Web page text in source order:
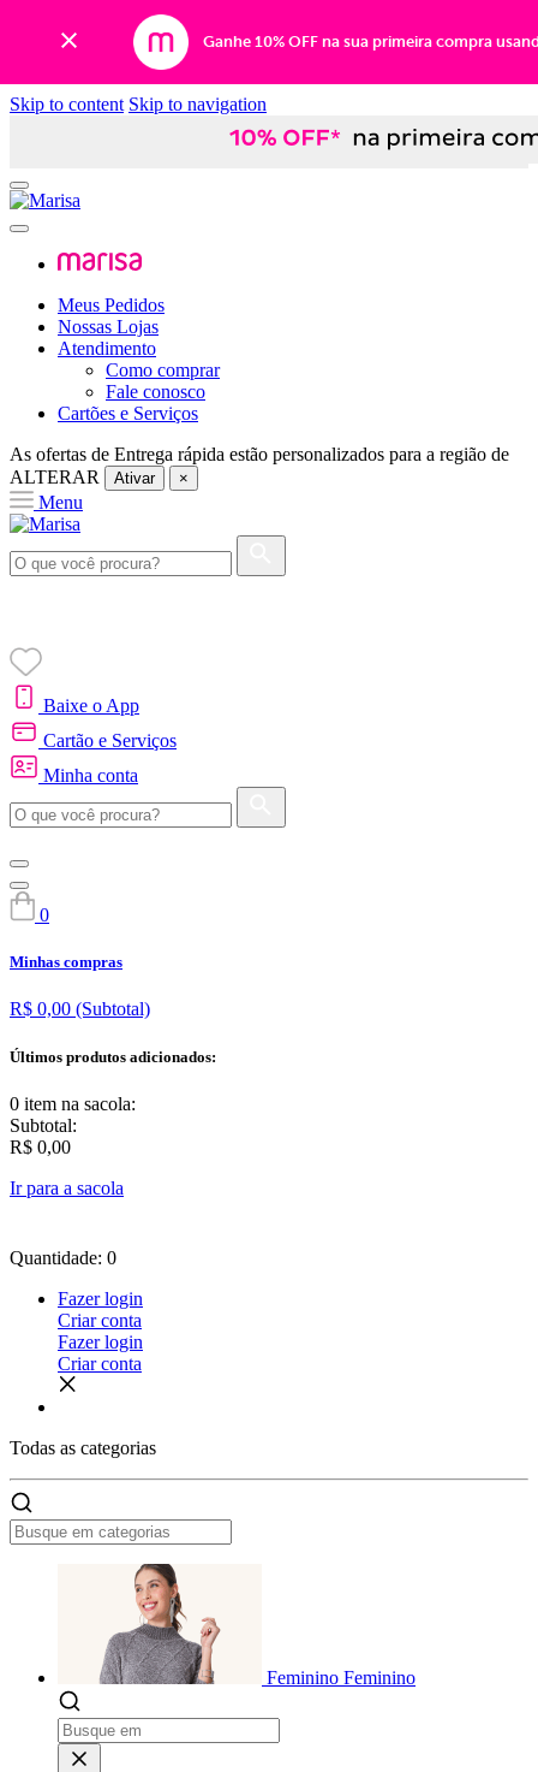
Ganhe 10% OFF na sua primeira compra
Skip to content Skip to navigation
Meus Pedidos
Nossas Lojas
Atendimento
Como comprar
Fale conosco
Cartões e Serviços
As ofertas de Entrega rápida estão personalizados para a região de
ALTERAR
Ativar ×
Menu
Baixe o App
Cartão e Serviços
Minha conta
0
Minhas compras
R$ 0,00 (Subtotal)
Últimos produtos adicionados:
0 item na sacola:
Subtotal:
R$ 0,00
Ir para a sacola
Quantidade: 0
Fazer login
Criar conta
Fazer login
Criar conta
Todas as categorias
Feminino Feminino